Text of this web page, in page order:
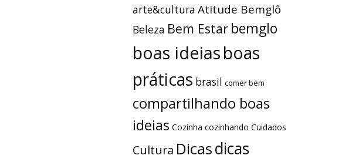
arte&cultura Atitude Bemglô
Beleza Bem Estar bemglo
boas ideiasboas
práticas brasil comer bem
compartilhando boas
ideias Cozinha cozinhando Cuidados
Cultura Dicasdicas